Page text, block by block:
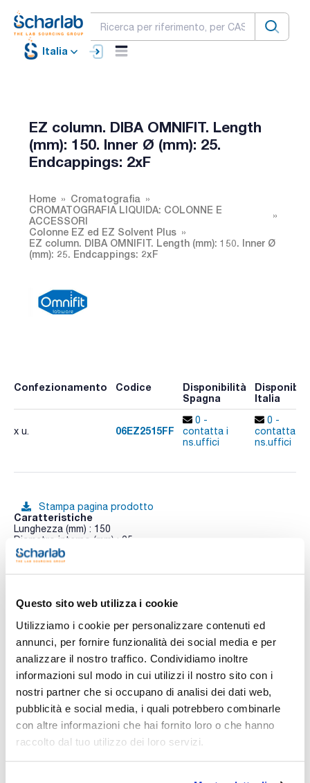
Questo sito web utilizza i cookie
Utilizziamo i cookie per personalizzare contenuti ed
annunci, per fornire funzionalità dei social media e per
analizzare il nostro traffico. Condividiamo inoltre
informazioni sul modo in cui utilizzi il nostro sito con i
nostri partner che si occupano di analisi dei dati web,
pubblicità e social media, i quali potrebbero combinarle
con altre informazioni che hai fornito loro o che hanno
raccolto dal tuo utilizzo dei loro servizi.
Italia
EZ column. DIBA OMNIFIT. Length
(mm): 150. Inner Ø (mm): 25.
Endcappings: 2xF
Home
Cromatografia
CROMATOGRAFIA LIQUIDA: COLONNE E
ACCESSORI
Colonne EZ ed EZ Solvent Plus
EZ column. DIBA OMNIFIT. Length (mm): 150. Inner Ø
(mm): 25. Endcappings: 2xF
Confezionamento Codice
Disponibilità
Spagna
Italia
x u. 06EZ2515FF
0 -
contatta i
ns.uffici
0 -
contatta i
ns.uffici
Stampa pagina prodotto
Caratteristiche
Lunghezza (mm) : 150
Diametro interno (mm) : 25
Terminali : 2xF
Conf. (unità) : 1
Fabbricate in vetro di borosilicato inerte, che permette di
regolabili.
Le colonne EZ sono progettate per adattarsi a tutte le
applicazioni cromatografiche di laboratorio. Sono adatti per
l'uso con mezzi acquosi e gli EZ Solvent plus con i solventi
utilizzati nella cromatografia liquida o nella purificazione delle
proteine.
I terminali possono essere fissi (F) o regolabili (A).
Colonne complete. Include: tubo di vdrio delle dimensioni
scelte con i due terminali scelti preassemblati con fritte di
25µm PE.
Documentazione tecnica
TDS / Scheda tecnica
Registrati per i download
COA
Registrati per i download
SDS / Scheda di
Sicurezza
Registrati per i download